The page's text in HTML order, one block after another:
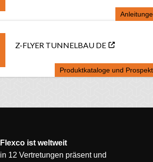
Z-FLYER TUNNELBAU DE
Produktkataloge und
Flexco ist weltweit
in 12 Vertretungen präsent und